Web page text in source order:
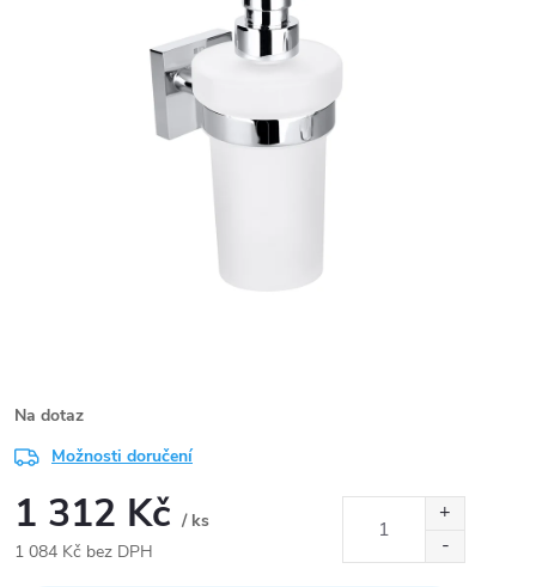
Na dotaz
Možnosti doručení
1 312 Kč / ks
1 084 Kč bez DPH